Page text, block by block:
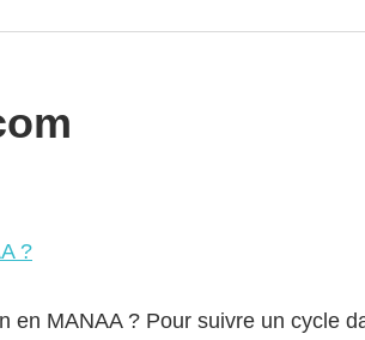
?
en MANAA ? Pour suivre un cycle